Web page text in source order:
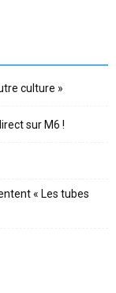
culture »
sur M6 !
« Les tubes